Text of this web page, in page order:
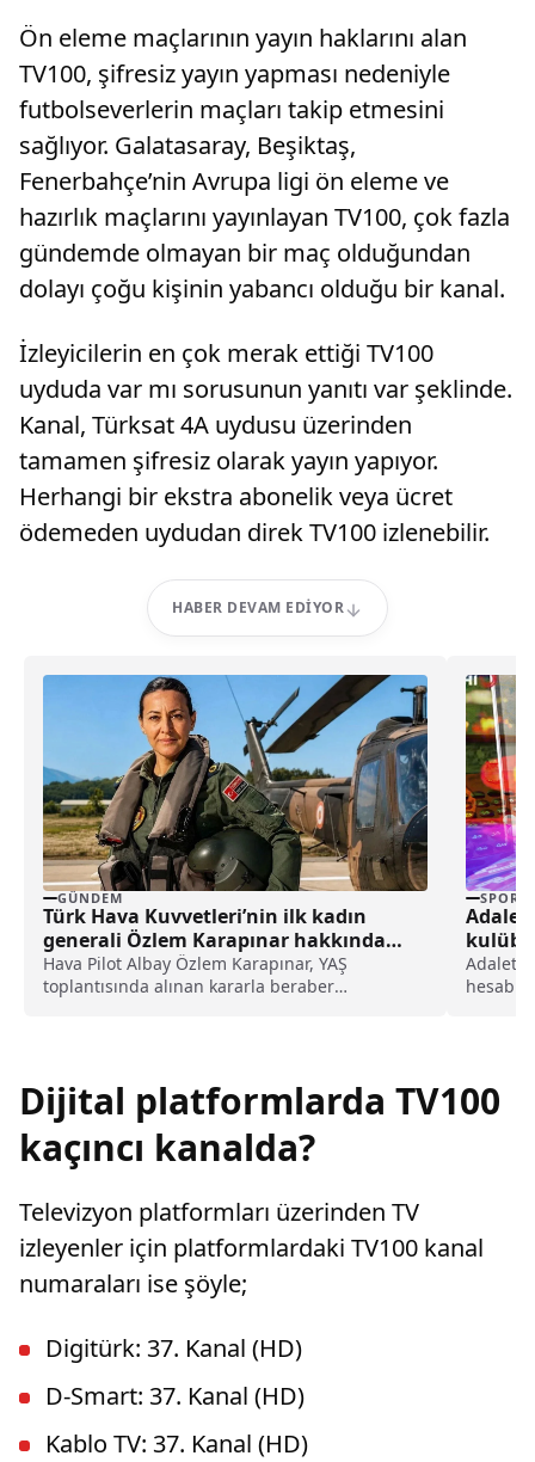
Ön eleme maçlarının yayın haklarını alan
TV100, şifresiz yayın yapması nedeniyle
futbolseverlerin maçları takip etmesini
sağlıyor. Galatasaray, Beşiktaş,
Fenerbahçe’nin Avrupa ligi ön eleme ve
hazırlık maçlarını yayınlayan TV100, çok fazla
gündemde olmayan bir maç olduğundan
dolayı çoğu kişinin yabancı olduğu bir kanal.
İzleyicilerin en çok merak ettiği TV100
uyduda var mı sorusunun yanıtı var şeklinde.
Kanal, Türksat 4A uydusu üzerinden
tamamen şifresiz olarak yayın yapıyor.
Herhangi bir ekstra abonelik veya ücret
ödemeden uydudan direk TV100 izlenebilir.
HABER DEVAM EDIYOR
GÜNDEM
Türk Hava Kuvvetleri’nin ilk kadın
generali Özlem Karapınar hakkında
dikkat çeken detay ortaya çıktı
Hava Pilot Albay Özlem Karapınar, YAŞ
toplantısında alınan kararla beraber
SPOR
Adalet
kulübü
Adalet
Dijital platformlarda TV100
kaçıncı kanalda?
Televizyon platformları üzerinden TV
izleyenler için platformlardaki TV100 kanal
numaraları ise şöyle;
Digitürk: 37. Kanal (HD)
D-Smart: 37. Kanal (HD)
Kablo TV: 37. Kanal (HD)